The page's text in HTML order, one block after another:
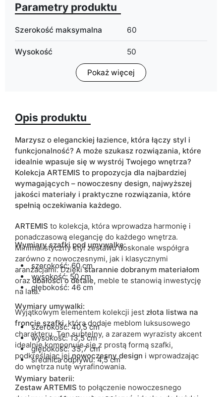
Parametry produktu
Szerokość maksymalna 60
Wysokość 50
46
Kolorystyka
Szuflady tak
Typ szafki wisząca
Lustro tak
Termin dostawy: 6 dni roboczych
Ze względu na proces produkcyjny i właściwości materiałów,
możliwe są tolerancje wymiarowe na poziomie +/- 2–3 cm.
Pokaż więcej
Opis produktu
Marzysz o eleganckiej łazience, która łączy styl i
funkcjonalność? A może szukasz rozwiązania, które
idealnie wpasuje się w wystrój Twojego wnętrza?
Kolekcja ARTEMIS to propozycja dla najbardziej
wymagających – nowoczesny design, najwyższej
jakości materiały i praktyczne rozwiązania, które
spełnią oczekiwania każdego.
ARTEMIS to kolekcja, która wprowadza harmonię i
ponadczasową elegancję do każdego wnętrza.
Minimalistyczny styl zestawu doskonale współgra
zarówno z nowoczesnymi, jak i klasycznymi
aranżacjami. Dziękistarannie dobranym materiałom
oraz dbałości o detale, meble te stanowią inwestycję
na lata.
Wyjątkowym elementem kolekcji jest złota listwa na
froncie szafki, która dodaje meblom luksusowego
charakteru. Ten subtelny, a zarazem wyrazisty akcent
idealnie komponuje się z prostą formą szafki,
podkreślając jejnowoczesny design i wprowadzając
do wnętrza nutę wyrafinowania.
Zestaw ARTEMIS to połączenie nowoczesnego
Wymiaryszafki pod umywalkę:
szerokość: 60 cm
wysokość: 50 cm
głębokość: 46 cm
Wymiary umywalki:
szerokość: 40,5 cm
wysokość: 13,5 cm
głębokość: 33,7 cm
średnica odpływu: 4,5 cm
Wymiary baterii: